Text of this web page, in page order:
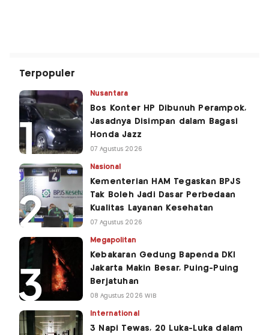
Terpopuler
Nusantara
Bos Konter HP Dibunuh Perampok,
Jasadnya Disimpan dalam Bagasi
Honda Jazz
07 Agustus 2026
Nasional
Kementerian HAM Tegaskan BPJS
Tak Boleh Jadi Dasar Perbedaan
Kualitas Layanan Kesehatan
07 Agustus 2026
Megapolitan
Kebakaran Gedung Bapenda DKI
Jakarta Makin Besar, Puing-Puing
Berjatuhan
08 Agustus 2026 WIB
International
3 Napi Tewas, 20 Luka-Luka dalam